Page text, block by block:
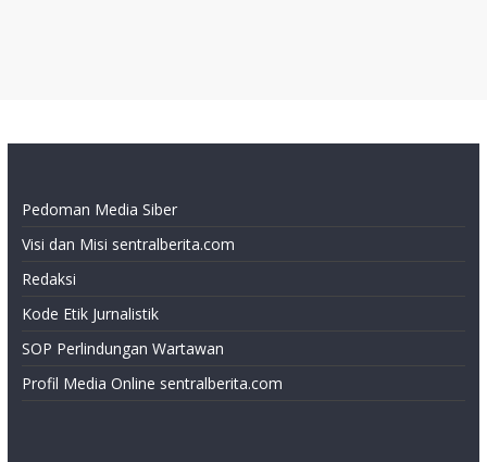
Pedoman Media Siber
Visi dan Misi sentralberita.com
Redaksi
Kode Etik Jurnalistik
SOP Perlindungan Wartawan
Profil Media Online sentralberita.com